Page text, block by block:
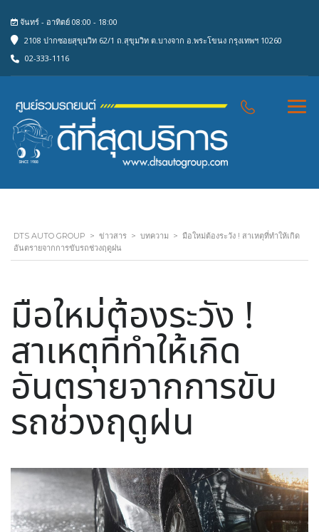
จันทร์ - อาทิตย์ 08:00 - 18:00
2108 ปากซอยสุขุมวิท 62/1 ถ.สุขุมวิท ต.บางจาก อ.พระโขนง กรุงเทพฯ 10260
02-333-1116
DTS AUTO GROUP > ข่าวสาร > บทความ > มือใหม่ต้องระวัง ! สาเหตุที่ทำให้เกิด
อันตรายจากการขับรถช่วงฤดูฝน
มือใหม่ต้องระวัง !
สาเหตุที่ทำให้เกิด
อันตรายจากการขับ
รถช่วงฤดูฝน